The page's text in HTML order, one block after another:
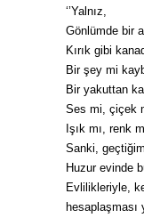
‘’Yalnız,
Gönlümde bir
Kırık gibi
Bir şey mi
Bir yakuttan
Ses mi, çiçek
Işık mı, renk
Sanki,
Huzur evinde
Evlilikleriyle,
hesaplaşması